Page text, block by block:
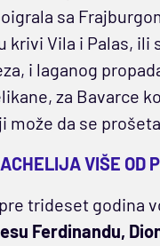
sa
krivi Vila i Palas,
i laganog
za Bavarce
da se
VIŠE OD
trideset godina
Ferdinandu,